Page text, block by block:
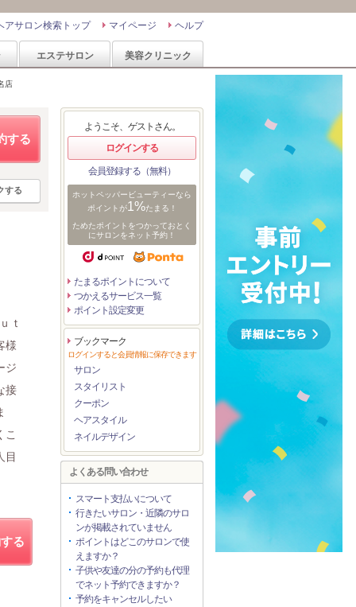
ヘルプ
マイページ
アサロン検索トップ
エステサロン 美容クリニック
店
する
する
ｔ
様
ジ
接
こ
目
る
ようこそ、ゲストさん。
ログインする
会員登録する（無料）
ホットペッパービューティーなら
ポイントが1%たまる！
ためたポイントをつかっておとく
にサロンをネット予約！
たまるポイントについて
つかえるサービス一覧
ポイント設定変更
ブックマーク
ログインすると会員情報に保存できます
サロン
スタイリスト
クーポン
ヘアスタイル
ネイルデザイン
よくある問い合わせ
スマート支払いについて
行きたいサロン・近隣のサロ
ンが掲載されていません
ポイントはどこのサロンで使
えますか？
子供や友達の分の予約も代理
でネット予約できますか？
予約をキャンセルしたい